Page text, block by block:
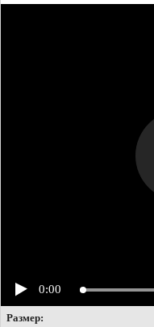
0:00
Размер: